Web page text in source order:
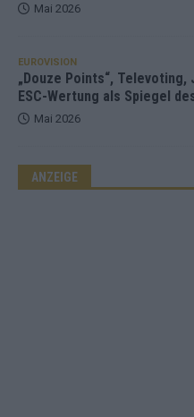
Mai 2026
EUROVISION
„Douze Points“,
ESC-Wertung als Spiegel
Mai 2026
ANZEIGE